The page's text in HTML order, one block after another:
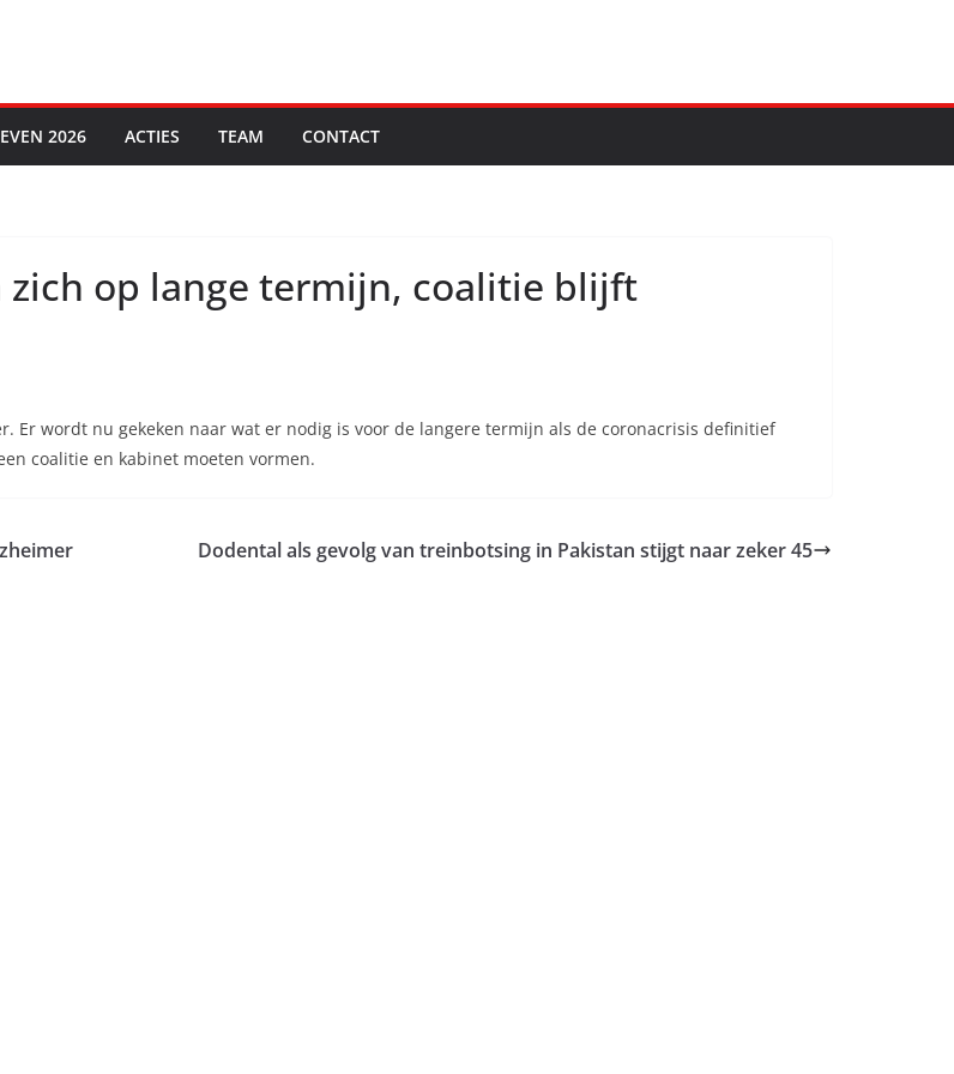
2026 ACTIES TEAM CONTACT
op lange termijn, coalitie blijft
Er wordt nu gekeken naar wat er nodig is voor de langere termijn als de coronacrisis definitief
coalitie en kabinet moeten vormen.
Dodental als gevolg van treinbotsing in Pakistan stijgt naar zeker 45